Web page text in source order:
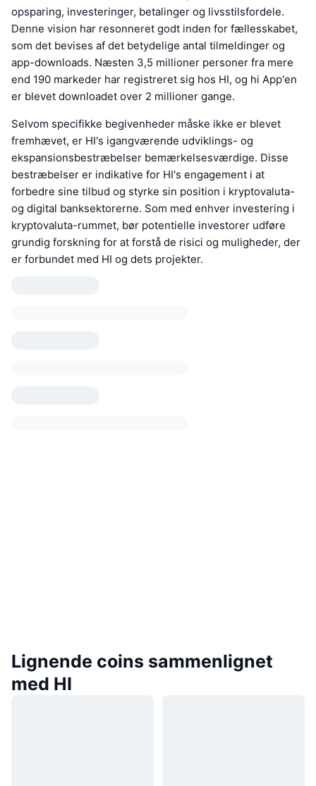
opsparing, investeringer, betalinger og livsstilsfordele.
Denne vision har resonneret godt inden for fællesskabet,
som det bevises af det betydelige antal tilmeldinger og
app-downloads. Næsten 3,5 millioner personer fra mere
end 190 markeder har registreret sig hos HI, og hi App'en
er blevet downloadet over 2 millioner gange.
Selvom specifikke begivenheder måske ikke er blevet
fremhævet, er HI's igangværende udviklings- og
ekspansionsbestræbelser bemærkelsesværdige. Disse
bestræbelser er indikative for HI's engagement i at
forbedre sine tilbud og styrke sin position i kryptovaluta-
og digital banksektorerne. Som med enhver investering i
kryptovaluta-rummet, bør potentielle investorer udføre
grundig forskning for at forstå de risici og muligheder, der
er forbundet med HI og dets projekter.
Lignende coins sammenlignet
med HI